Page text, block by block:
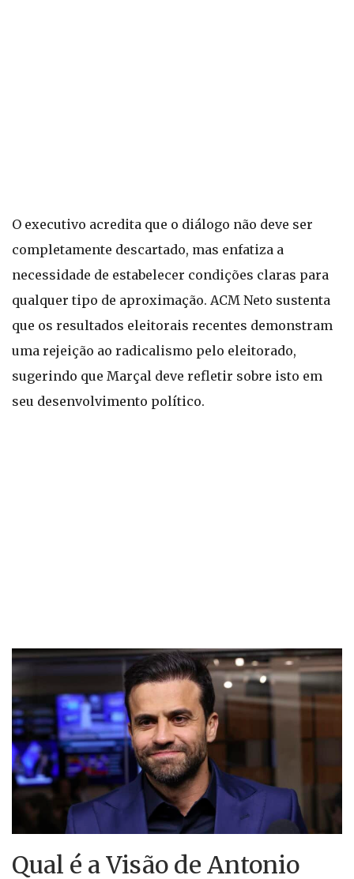
O executivo acredita que o diálogo não deve ser
completamente descartado, mas enfatiza a
necessidade de estabelecer condições claras para
qualquer tipo de aproximação. ACM Neto sustenta
que os resultados eleitorais recentes demonstram
uma rejeição ao radicalismo pelo eleitorado,
sugerindo que Marçal deve refletir sobre isto em
seu desenvolvimento político.
Qual é a Visão de Antonio